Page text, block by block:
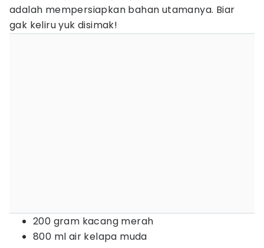
adalah mempersiapkan bahan utamanya. Biar
gak keliru yuk disimak!
200 gram kacang merah
800 ml air kelapa muda